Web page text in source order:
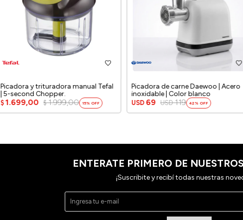
Picadora y trituradora manual Tefal
| 5-second Chopper.
$ 1.699,00 $ 1.999,00 15
Picadora de carne Daewoo | Acero
inoxidable | Color blanco
USD 69 USD 119 42
ENTERATE PRIMERO DE
¡Suscribite y recibí todas nuestras